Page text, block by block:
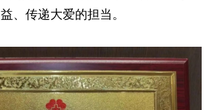
、传递大爱的担当。